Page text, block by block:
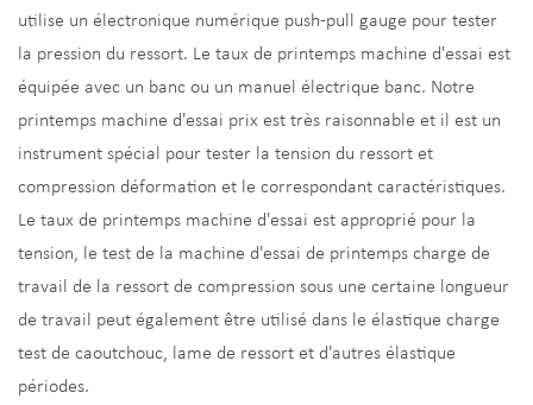
utilise un électronique numérique push-pull gauge pour tester
la pression du ressort. Le taux de printemps machine d'essai est
équipée avec un banc ou un manuel électrique banc. Notre
printemps machine d'essai prix est très raisonnable et il est un
instrument spécial pour tester la tension du ressort et
compression déformation et le correspondant caractéristiques.
Le taux de printemps machine d'essai est approprié pour la
tension, le test de la machine d'essai de printemps charge de
travail de la ressort de compression sous une certaine longueur
de travail peut également être utilisé dans le élastique charge
test de caoutchouc, lame de ressort et d'autres élastique
périodes.